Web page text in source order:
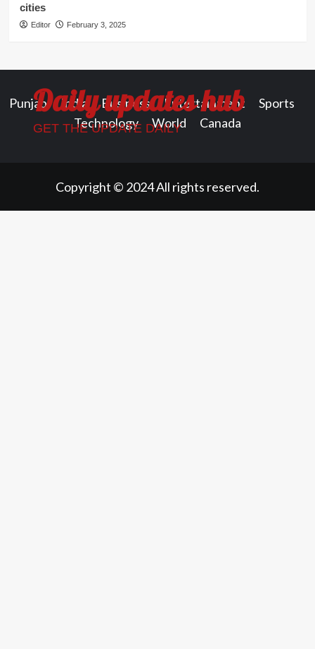
cities
Editor February 3, 2025
Daily updates hub
GET THE UPDATE DAILY
Punjab India Business Entertainment
Sports
Technology
World Canada
Copyright © 2024 All rights reserved.